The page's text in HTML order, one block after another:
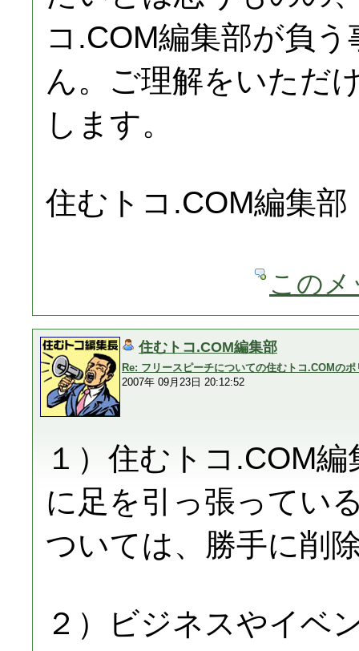
コ.COM編集部が負
ん。ご理解をいただ
します。
住むトコ.COM編集部
この
住むトコ.COM編集部
Re: フリースピーチについての住むトコ.COMのポ
2007年 09月23日 20:12:52
１）住むトコ.COM
に足を引っ張ってい
ついては、勝手に削
２）ビジネスやイベ